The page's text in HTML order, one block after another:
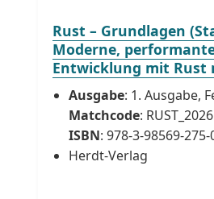
Rust – Grundlagen
Moderne,
Entwicklung mit Rust
Ausgabe: 1. Ausgabe,
Matchcode: RUST_2026
ISBN: 978-3-98569-275-
Herdt-Verlag